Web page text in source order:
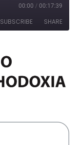
00:00 / 00:17:39
SUBSCRIBE SHARE